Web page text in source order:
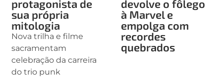
protagonista de
sua própria
mitologia
Nova trilha e filme
sacramentam
celebração da carreira
do trio punk
devolve o fôlego
à Marvel e
empolga com
recordes
quebrados